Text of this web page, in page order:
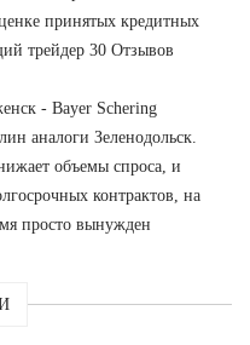
принятых кредитных
трейдер 30 Отзывов
- Bayer Schering
аналоги Зеленодольск.
объемы спроса, и
контрактов, на
просто вынужден